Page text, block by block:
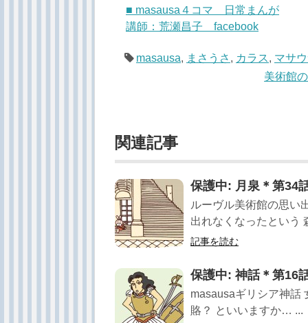
■ masausa４コマ 日常まんが
講師：荒瀬昌子 facebook
masausa, まさうさ , カラス, マサ
美術館
関連記事
保護中: 月泉＊第34
ルーヴル美術館の思い
出れなくなったという
記事を読む
保護中: 神話＊第16
masausaギリシア神話
賂？ といいますか… ...